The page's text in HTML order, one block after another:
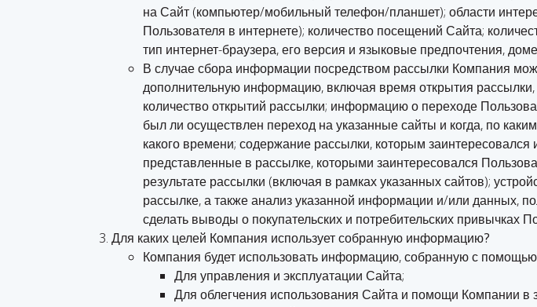
на Сайт (компьютер/мобильный телефон/планшет); области
Пользователя в интернете); количество посещений Сайта;
тип интернет-браузера, его версия и языковые предпочтения,
В случае сбора информации посредством рассылки Компания
дополнительную информацию, включая время открытия
количество открытий рассылки; информацию о переходе
был ли осуществлен переход на указанные сайты и когда, по
какого времени; содержание рассылки, которым
представленные в рассылке, которыми заинтересовался
результате рассылки (включая в рамках указанных сайтов);
рассылке, а также анализ указанной информации и/или данных,
сделать выводы о покупательских и потребительских привычках
Для каких целей Компания использует собранную информацию?
Компания будет использовать информацию, собранную с
Для управления и эксплуатации Сайта;
Для облегчения использования Сайта и помощи Компании в